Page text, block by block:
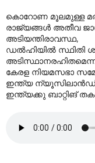
കൊറോണ മൂലമുള്ള
രാജ്യങ്ങൾ അതീവ
അടിയന്തിരാവസ്ഥ,
ഡൽഹിയിൽ സ്ഥിതി
കേരള നിയമസഭാ
ഇന്ത്യ ന്യൂസിലാൻഡ്
ഇന്ത്യക്കു ബാറ്റിങ്